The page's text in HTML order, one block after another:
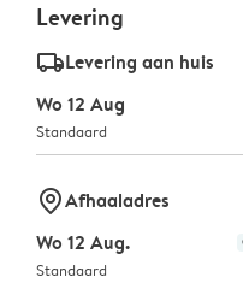
Levering
delivery_standard_v2Levering aan huis
Wo 12 Aug
Standaard
marker-pinAfhaaladres
Wo 12 Aug.
Standaard